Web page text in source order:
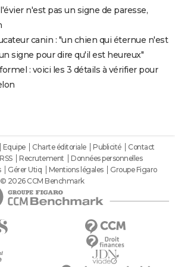
n'est pas un signe de paresse,
canin : "un chien qui éternue n'est
signe pour dire qu'il est heureux"
: voici les 3 détails à vérifier pour
Equipe Charte éditoriale Publicité
Contact
RSS Recrutement
Données personnelles
Gérer Utiq Mentions légales
Groupe Figaro
© 2026 CCM Benchmark